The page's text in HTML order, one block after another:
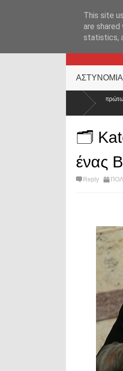
ΑΣΤΥΝΟΜΙΑ
«πρώτων ανταποκριτών»: Τι αλλάζει, τι
🗂️
ένας
Reply
This site
are
statistics,